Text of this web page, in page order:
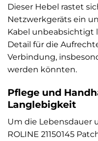
Dieser Hebel rastet
Netzwerkgeräts ein
Kabel unbeabsichtigt
Detail für die
Verbindung,
werden könnten.
Pflege und
Langlebigkeit
Um die Lebensdauer
ROLINE 21150145